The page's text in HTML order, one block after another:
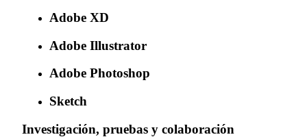
Adobe XD
Adobe Illustrator
Adobe Photoshop
Sketch
Investigación, pruebas y colaboración